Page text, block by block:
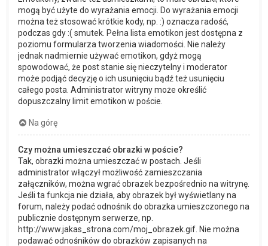
mogą być użyte do wyrażania emocji. Do wyrażania emocji
można też stosować krótkie kody, np. :) oznacza radość,
podczas gdy :( smutek. Pełna lista emotikon jest dostępna z
poziomu formularza tworzenia wiadomości. Nie należy
jednak nadmiernie używać emotikon, gdyż mogą
spowodować, że post stanie się nieczytelny i moderator
może podjąć decyzję o ich usunięciu bądź też usunięciu
całego posta. Administrator witryny może określić
dopuszczalny limit emotikon w poście.
Na górę
Czy można umieszczać obrazki w poście?
Tak, obrazki można umieszczać w postach. Jeśli
administrator włączył możliwość zamieszczania
załączników, można wgrać obrazek bezpośrednio na witrynę.
Jeśli ta funkcja nie działa, aby obrazek był wyświetlany na
forum, należy podać odnośnik do obrazka umieszczonego na
publicznie dostępnym serwerze, np.
http://www.jakas_strona.com/moj_obrazek.gif. Nie można
podawać odnośników do obrazków zapisanych na